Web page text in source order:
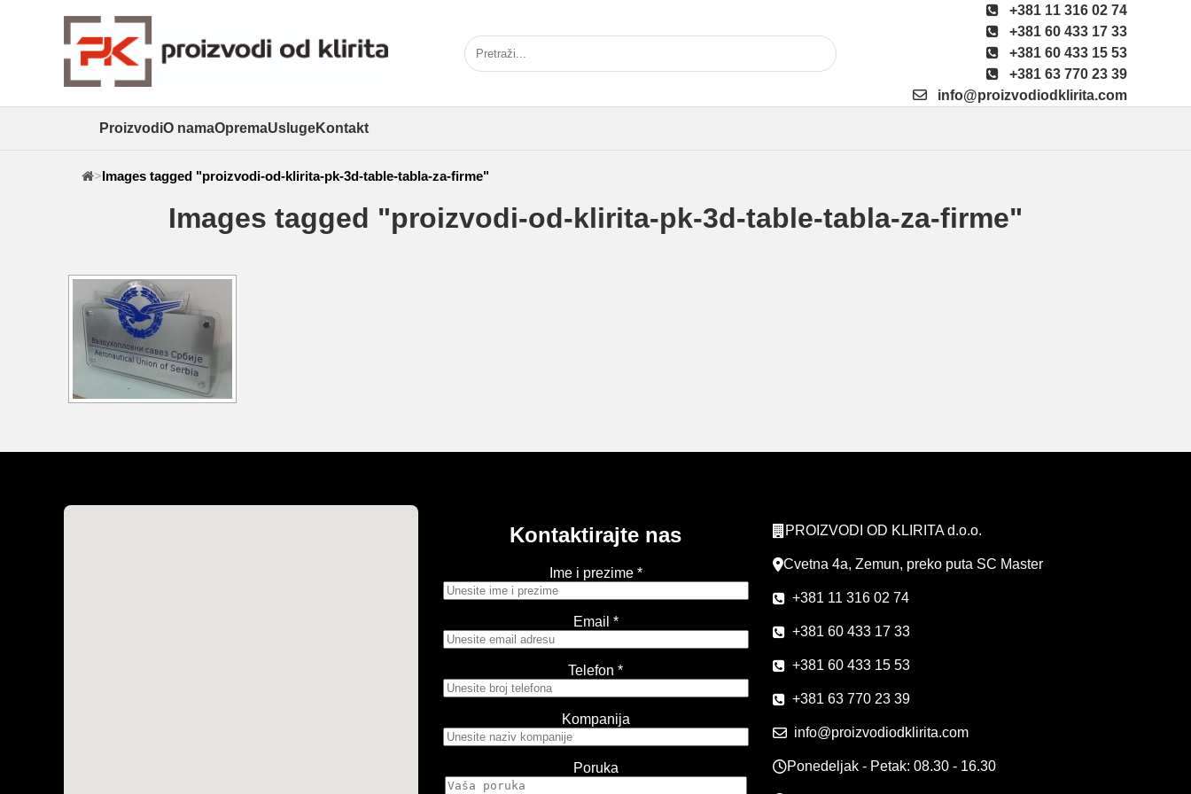
+381 11 316 02 74
+381 60 433 17 33
+381 60 433 15 53
+381 63 770 23 39
info@proizvodiodklirita.com
ProizvodiO namaOpremaUslugeKontakt
>Images tagged "proizvodi-od-klirita-pk-3d-table-tabla-za-firme"
Images tagged "proizvodi-od-klirita-pk-3d-table-tabla-za-firme"
Kontaktirajte nas
Ime i prezime *
Email *
Telefon *
Kompanija
Poruka
PROIZVODI OD KLIRITA d.o.o.
Cvetna 4a, Zemun, preko puta SC Master
+381 11 316 02 74
+381 60 433 17 33
+381 60 433 15 53
+381 63 770 23 39
info@proizvodiodklirita.com
Ponedeljak - Petak: 08.30 - 16.30